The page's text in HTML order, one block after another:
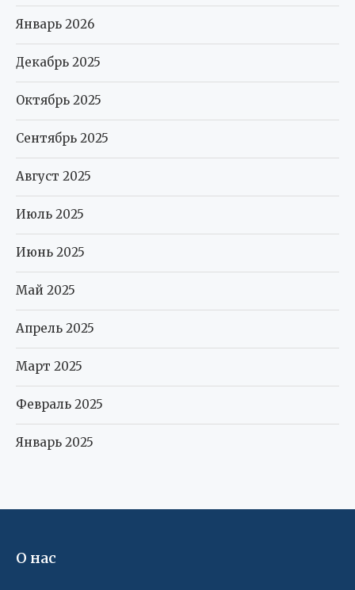
Январь 2026
Декабрь 2025
Октябрь 2025
Сентябрь 2025
Август 2025
Июль 2025
Июнь 2025
Май 2025
Апрель 2025
Март 2025
Февраль 2025
Январь 2025
О нас